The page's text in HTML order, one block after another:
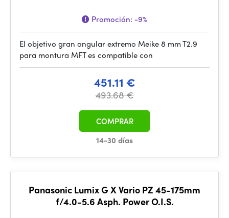
Promoción: -9%
El objetivo gran angular extremo Meike 8 mm T2.9
para montura MFT es compatible con
451.11 €
493.68 €
14-30 días
COMPRAR
Panasonic Lumix G X Vario PZ 45-175mm
f/4.0-5.6 Asph. Power O.I.S.